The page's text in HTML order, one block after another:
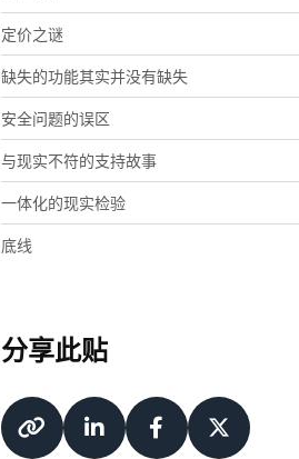
定价之谜
缺失的功能其实并没有缺失
安全问题的误区
与现实不符的支持故事
一体化的现实检验
底线
分享此贴